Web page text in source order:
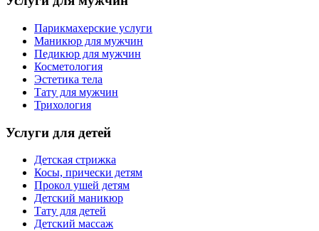
Парикмахерские услуги
Маникюр для мужчин
Педикюр для мужчин
Косметология
Эстетика тела
Тату для мужчин
Трихология
Услуги для детей
Детская стрижка
Косы, прически детям
Прокол ушей детям
Детский маникюр
Тату для детей
Детский массаж